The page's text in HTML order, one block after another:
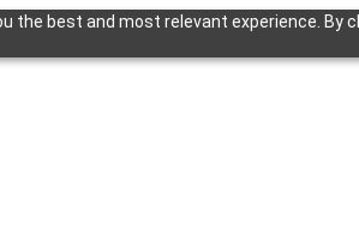
the best and most relevant experience. By